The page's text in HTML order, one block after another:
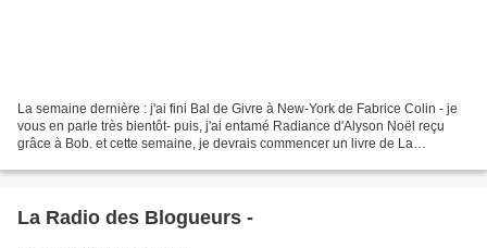
La semaine dernière : j'ai fini Bal de Givre à New-York de Fabrice Colin - je
vous en parle très bientôt- puis, j'ai entamé Radiance d'Alyson Noël reçu
grâce à Bob. et cette semaine, je devrais commencer un livre de La
La Radio des Blogueurs -